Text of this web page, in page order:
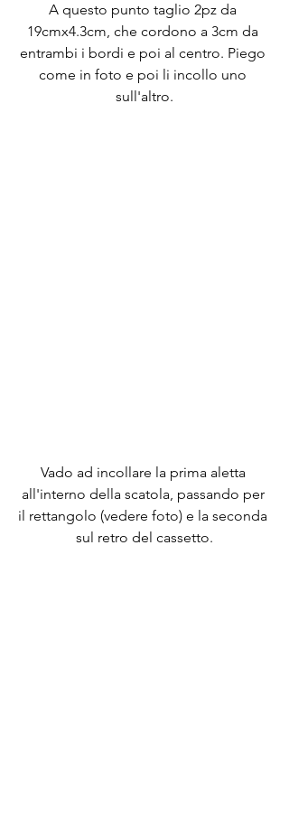
A questo punto taglio 2pz da
19cmx4.3cm, che cordono a 3cm da
entrambi i bordi e poi al centro. Piego
come in foto e poi li incollo uno
sull'altro.
Vado ad incollare la prima aletta
all'interno della scatola, passando per
il rettangolo (vedere foto) e la seconda
sul retro del cassetto.